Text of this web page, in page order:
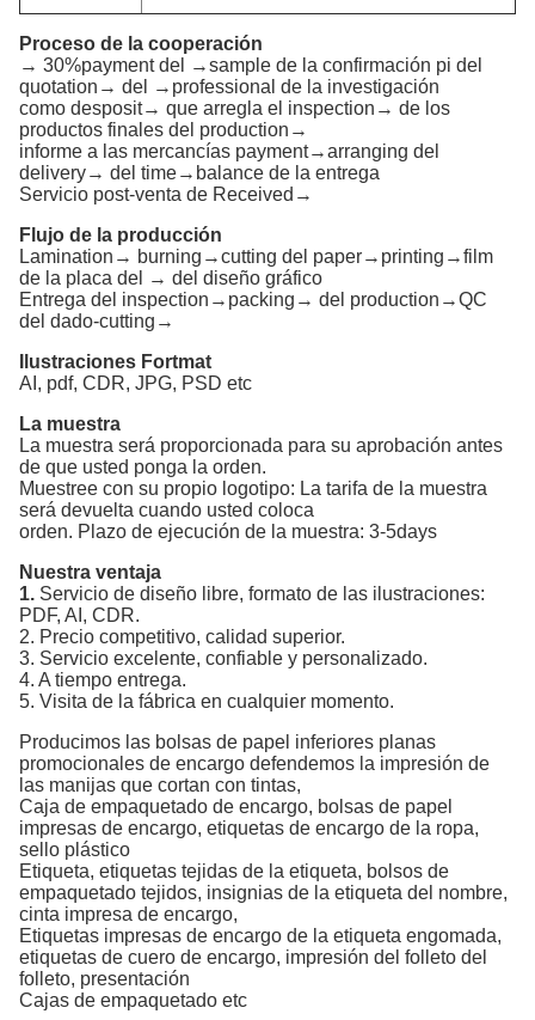
Proceso de la cooperación
→ 30%payment del →sample de la confirmación pi del
quotation→ del →professional de la investigación
como desposit→ que arregla el inspection→ de los
productos finales del production→
informe a las mercancías payment→arranging del
delivery→ del time→balance de la entrega
Servicio post-venta de Received→
Flujo de la producción
Lamination→ burning→cutting del paper→printing→film
de la placa del → del diseño gráfico
Entrega del inspection→packing→ del production→QC
del dado-cutting→
Ilustraciones Fortmat
AI, pdf, CDR, JPG, PSD etc
La muestra
La muestra será proporcionada para su aprobación antes
de que usted ponga la orden.
Muestree con su propio logotipo: La tarifa de la muestra
será devuelta cuando usted coloca
orden. Plazo de ejecución de la muestra: 3-5days
Nuestra ventaja
1. Servicio de diseño libre, formato de las ilustraciones:
PDF, AI, CDR.
2. Precio competitivo, calidad superior.
3. Servicio excelente, confiable y personalizado.
4. A tiempo entrega.
5. Visita de la fábrica en cualquier momento.
Producimos las bolsas de papel inferiores planas
promocionales de encargo defendemos la impresión de
las manijas que cortan con tintas,
Caja de empaquetado de encargo, bolsas de papel
impresas de encargo, etiquetas de encargo de la ropa,
sello plástico
Etiqueta, etiquetas tejidas de la etiqueta, bolsos de
empaquetado tejidos, insignias de la etiqueta del nombre,
cinta impresa de encargo,
Etiquetas impresas de encargo de la etiqueta engomada,
etiquetas de cuero de encargo, impresión del folleto del
folleto, presentación
Cajas de empaquetado etc